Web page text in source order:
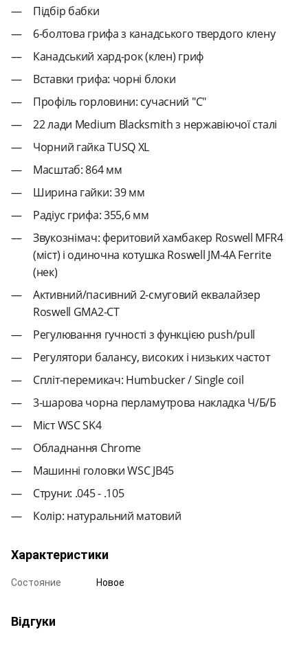
Підбір бабки
6-болтова грифа з канадського твердого клену
Канадський хард-рок (клен) гриф
Вставки грифа: чорні блоки
Профіль горловини: сучасний "C"
22 лади Medium Blacksmith з нержавіючої сталі
Чорний гайка TUSQ XL
Масштаб: 864 мм
Ширина гайки: 39 мм
Радіус грифа: 355,6 мм
Звукознімач: феритовий хамбакер Roswell MFR4
(міст) і одиночна котушка Roswell JM-4A Ferrite
(нек)
Активний/пасивний 2-смуговий еквалайзер
Roswell GMA2-CT
Регулювання гучності з функцією push/pull
Регулятори балансу, високих і низьких частот
Спліт-перемикач: Humbucker / Single coil
3-шарова чорна перламутрова накладка Ч/Б/Б
Міст WSC SK4
Обладнання Chrome
Машинні головки WSC JB45
Струни: .045 - .105
Колір: натуральний матовий
Характеристики
Состояние Новое
Відгуки